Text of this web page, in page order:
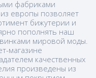
фабриками
европы позволяет
бижутерии и
пополнять наш
мировой моды.
магазине
качественных
произведены из